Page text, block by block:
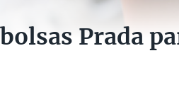
Prada